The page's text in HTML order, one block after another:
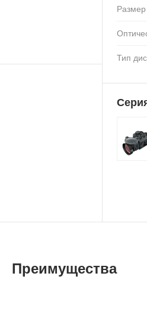
Тип
Преимущества